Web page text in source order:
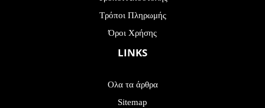
Τρόποι Πληρωμής
Όροι Χρήσης
LINKS
Ολα τα άρθρα
Sitemap